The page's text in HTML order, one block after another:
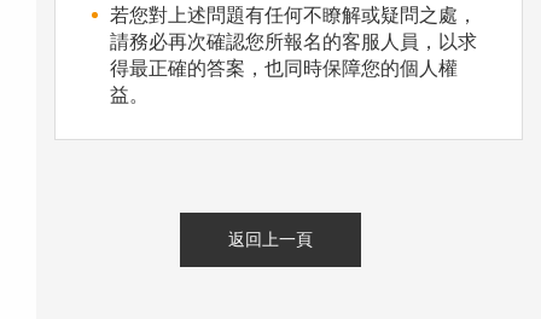
若您對上述問題有任何不瞭解或疑問之處，
請務必再次確認您所報名的客服人員，以求
得最正確的答案，也同時保障您的個人權
益。
返回上一頁